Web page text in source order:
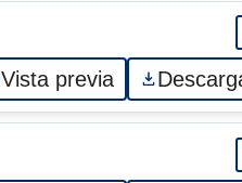
Vista previa